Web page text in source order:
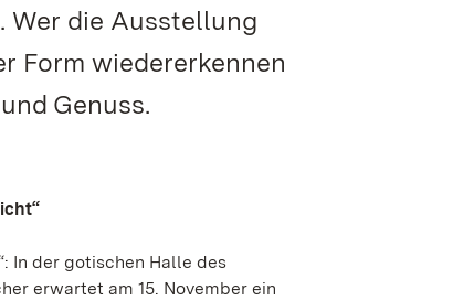
die Ausstellung
Form wiedererkennen
Genuss.
In der gotischen Halle des
erwartet am 15. November ein